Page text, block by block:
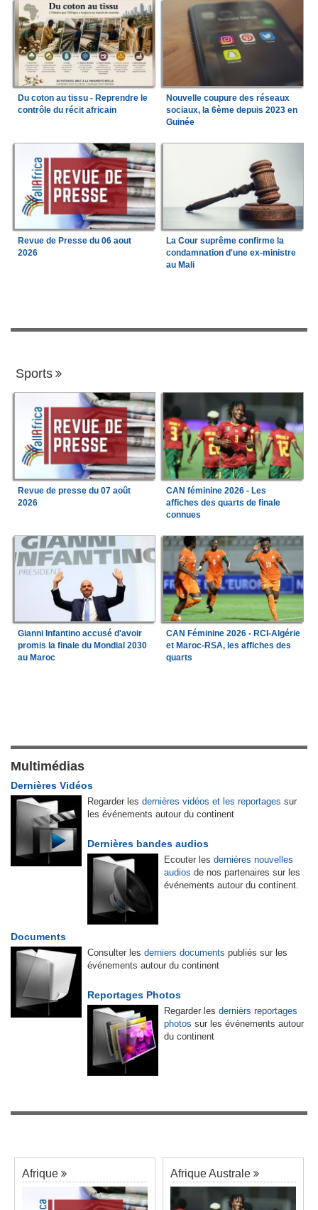
Du coton au tissu - Reprendre le
contrôle du récit africain
Nouvelle coupure des réseaux
sociaux, la 6ème depuis 2023 en
Guinée
Revue de Presse du 06 aout
2026
La Cour suprême confirme la
condamnation d'une ex-ministre
au Mali
Sports
Revue de presse du 07 août
2026
CAN féminine 2026 - Les
affiches des quarts de finale
connues
Gianni Infantino accusé d'avoir
promis la finale du Mondial 2030
au Maroc
CAN Féminine 2026 - RCI-Algérie
et Maroc-RSA, les affiches des
quarts
Multimédias
Dernières Vidéos
Regarder les dernières vidéos et les reportages sur
les événements autour du continent
Dernières bandes audios
Ecouter les dernières nouvelles
audios de nos partenaires sur les
événements autour du continent.
Documents
Consulter les derniers documents publiés sur les
événements autour du continent
Reportages Photos
Regarder les dernièrs reportages
photos sur les événements autour
du continent
Afrique Afrique Australe